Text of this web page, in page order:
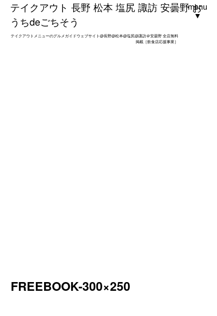
テイクアウト 長野 松本 塩尻 諏訪 安曇野 お
うちdeごちそう
テイクアウトメニューのグルメガイドウェブサイト@長野@松本@塩尻@諏訪＠安曇野 全店無料
掲載［飲食店応援事業］
menu
▼
FREEBOOK-300×250